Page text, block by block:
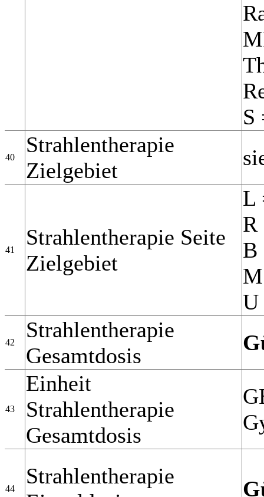
S
40
Strahlentherapie
Zielgebiet
41
Strahlentherapie Seite
Zielgebiet
L
R
B
U
42
Strahlentherapie
Gesamtdosis
43
Einheit
Strahlentherapie
Gesamtdosis
44
Strahlentherapie